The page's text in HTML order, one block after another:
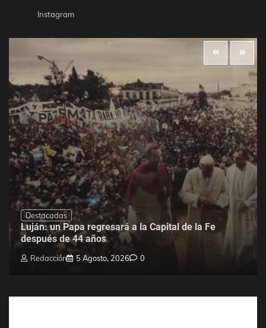
Instagram
Destacadas
Luján: un Papa regresará a la Capital de la Fe
después de 44 años
Redacción 5 Agosto, 2026 0